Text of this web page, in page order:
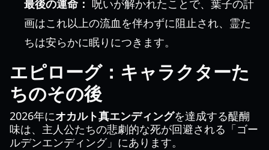
最後の運命： 呪いが解かれたことで、葉子の計
画はこれ以上の流血を伴わずに阻止され、霊た
ちは安らかに眠りにつきます。
エピローグ：キャラクターた
ちのその後
2026年にオカルト真エンディングを達成する醍醐
味は、主人公たちの悲劇的な死が回避される「ゴー
ルデンエンディング」にあります。